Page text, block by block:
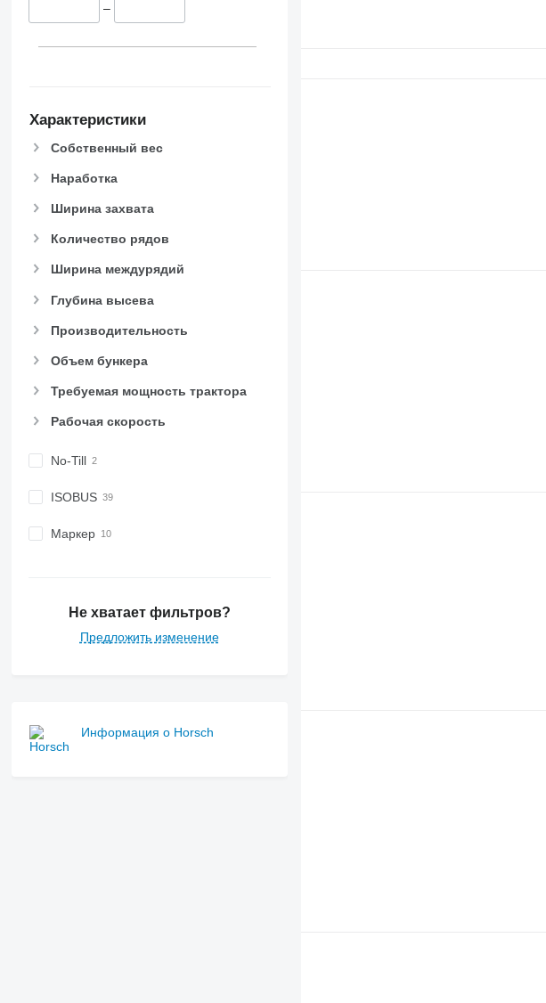
–
Характеристики
Собственный вес
Наработка
Ширина захвата
Количество рядов
Ширина междурядий
Глубина высева
Производительность
Объем бункера
Требуемая мощность трактора
Рабочая скорость
No-Till
ISOBUS
Маркер
Не хватает фильтров?
Предложить изменение
Информация о Horsch